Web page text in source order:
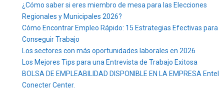
¿Cómo saber si eres miembro de mesa para las Elecciones
Regionales y Municipales 2026?
Cómo Encontrar Empleo Rápido: 15 Estrategias Efectivas para
Conseguir Trabajo
Los sectores con más oportunidades laborales en 2026
Los Mejores Tips para una Entrevista de Trabajo Exitosa
BOLSA DE EMPLEABILIDAD DISPONIBLE EN LA EMPRESA Entel
Conecter Center.